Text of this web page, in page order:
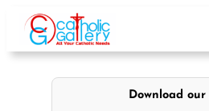
content
Download our